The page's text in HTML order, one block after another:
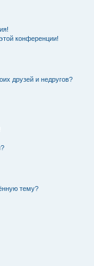
конференции!
друзей и недругов?
тему?